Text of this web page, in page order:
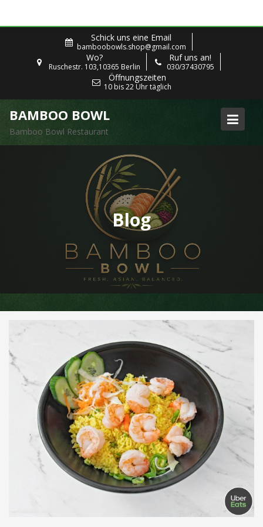
Schick uns eine Email
bamboobowls.shop@gmail.com
Wo?
Ruschestr. 103,10365 Berlin
Ruf uns an!
030/37430795
Öffnungszeiten
10 bis 22 Uhr täglich
BAMBOO BOWL
Bamboo Bowl Restaurant
Blog